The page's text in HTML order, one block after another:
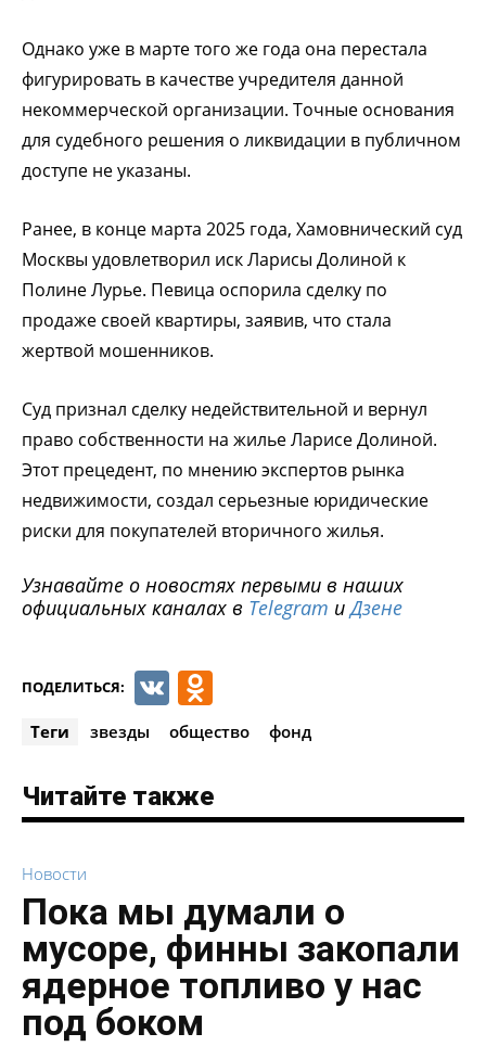
Однако уже в марте того же года она перестала
фигурировать в качестве учредителя данной
некоммерческой организации. Точные основания
для судебного решения о ликвидации в публичном
доступе не указаны.
Ранее, в конце марта 2025 года, Хамовнический суд
Москвы удовлетворил иск Ларисы Долиной к
Полине Лурье. Певица оспорила сделку по
продаже своей квартиры, заявив, что стала
жертвой мошенников.
Суд признал сделку недействительной и вернул
право собственности на жилье Ларисе Долиной.
Этот прецедент, по мнению экспертов рынка
недвижимости, создал серьезные юридические
риски для покупателей вторичного жилья.
Узнавайте о новостях первыми в наших
официальных каналах в Telegram иДзене
ПОДЕЛИТЬСЯ: VK
Теги звезды общество фонд
Читайте также
Новости
Пока мы думали о
мусоре, финны закопали
ядерное топливо у нас
под боком